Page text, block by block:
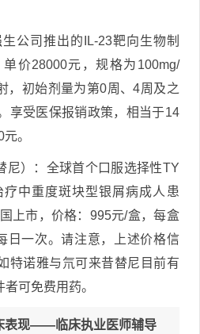
公司推出的IL-23靶向生物制
价28000元，规格为100mg/
，初始剂量为第0周、4周及之
享受医保报销政策，相当于14
。
尼）：全球首个口服选择性TY
中重度斑块型银屑病成人患
上市，价格：995元/盒，每盒
日一次。请注意，上述价格信
特诺雅与氘可来昔替尼目前有
可免费用药。
表现——临床执业医师辅导